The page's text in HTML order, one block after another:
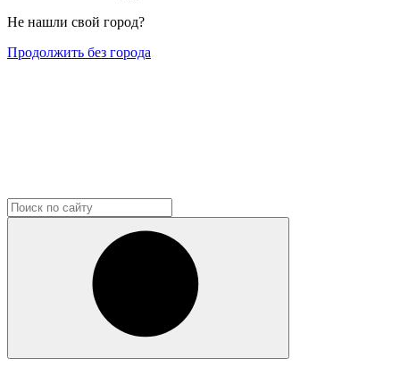
Не нашли свой город?
Продолжить без города